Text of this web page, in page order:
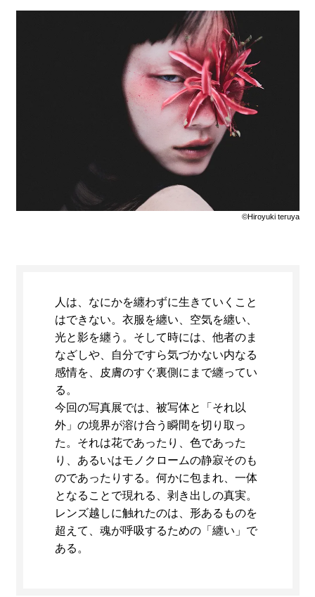
©Hiroyuki teruya
人は、なにかを纏わずに生きていくこと
はできない。衣服を纏い、空気を纏い、
光と影を纏う。そして時には、他者のま
なざしや、自分ですら気づかない内なる
感情を、皮膚のすぐ裏側にまで纏ってい
る。
今回の写真展では、被写体と「それ以
外」の境界が溶け合う瞬間を切り取っ
た。それは花であったり、色であった
り、あるいはモノクロームの静寂そのも
のであったりする。何かに包まれ、一体
となることで現れる、剥き出しの真実。
レンズ越しに触れたのは、形あるものを
超えて、魂が呼吸するための「纏い」で
ある。